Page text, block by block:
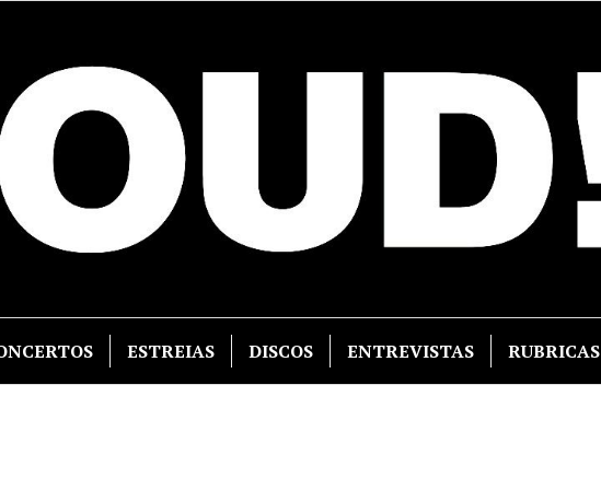
ESTREIAS DISCOS ENTREVISTAS RUBRICAS